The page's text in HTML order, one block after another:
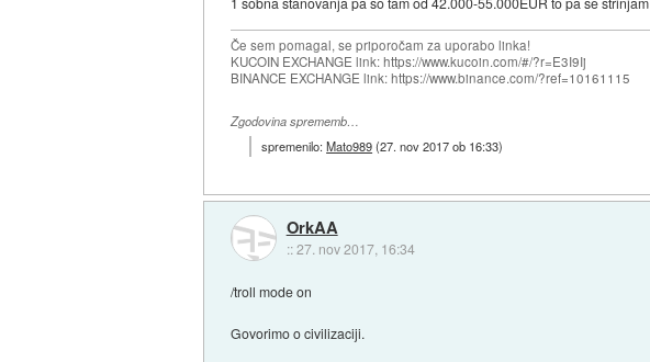
Če sem pomagal, se priporočam za uporabo linka!
KUCOIN EXCHANGE link: https://www.kucoin.com/#/?r=E3I9Ij
BINANCE EXCHANGE link: https://www.binance.com/?ref=10161115
Zgodovina sprememb…
spremenilo:Mato989(27. nov 2017 ob 16:33)
OrkAA
::27. nov 2017, 16:34
/troll mode on
Govorimo o civilizaciji.